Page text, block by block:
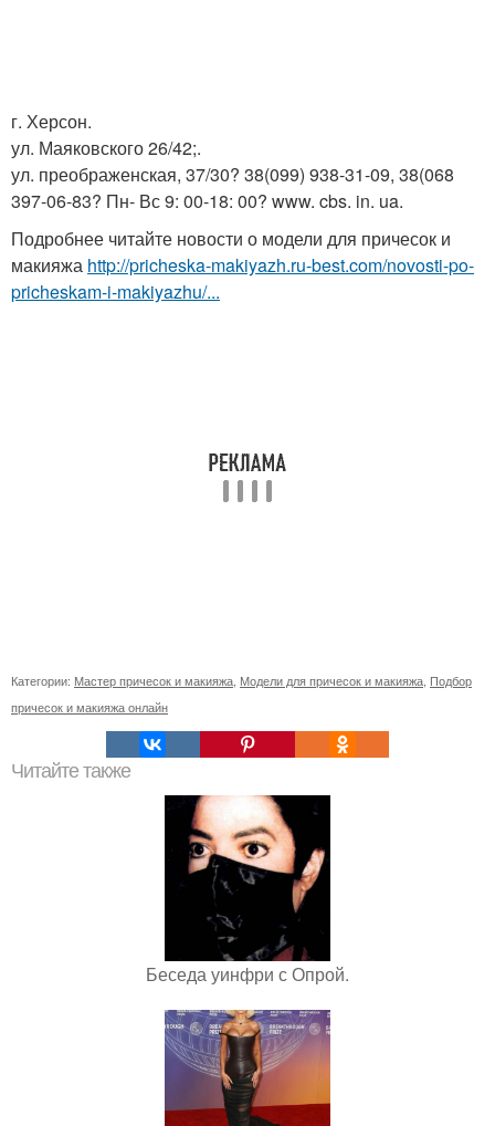
г. Херсон.
ул. Маяковского 26/42;.
ул. преображенская, 37/30? 38(099) 938-31-09, 38(068
397-06-83? Пн- Вс 9: 00-18: 00? www. cbs. in. ua.
Подробнее читайте новости о модели для причесок и
макияжа http://pricheska-makiyazh.ru-best.com/novosti-po-
pricheskam-i-makiyazhu/...
Категории: Мастер причесок и макияжа Модели для причесок и макияжа Подбор
причесок и макияжа онлайн
Читайте также
Беседа уинфри с Опрой.